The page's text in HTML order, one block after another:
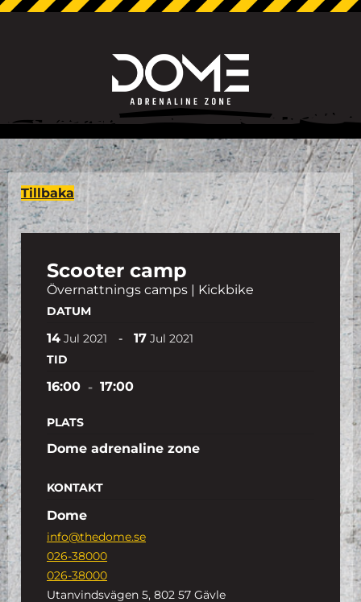
Tillbaka
Scooter camp
Övernattnings camps | Kickbike
DATUM
14 Jul 2021 - 17 Jul 2021
TID
16:00 - 17:00
PLATS
Dome adrenaline zone
KONTAKT
Dome
info@thedome.se
026-38000
026-38000
Utanvindsvägen 5, 802 57 Gävle